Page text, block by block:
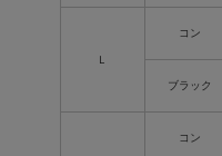
Ｌ
コン
ブラック
コン